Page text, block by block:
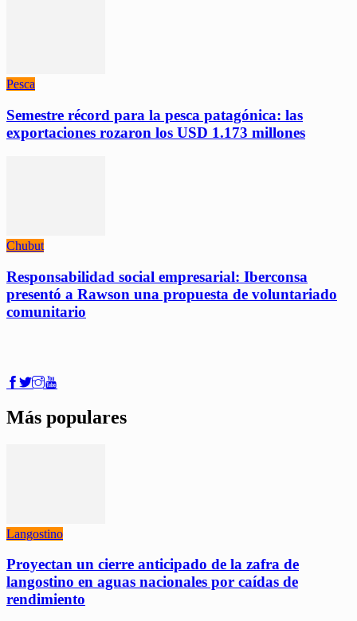
Pesca
Semestre récord para la pesca patagónica: las
exportaciones rozaron los USD 1.173 millones
Chubut
Responsabilidad social empresarial: Iberconsa
presentó a Rawson una propuesta de voluntariado
comunitario
Más populares
Langostino
Proyectan un cierre anticipado de la zafra de
langostino en aguas nacionales por caídas de
rendimiento